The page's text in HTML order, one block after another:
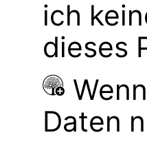
ich
dieses
Daten